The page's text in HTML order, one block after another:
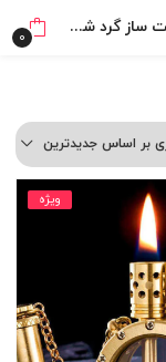
پست های برچسب خورده با "فندک دست ساز گرد شیشه ای" 0
بر اساس جدیدترین
ویژه